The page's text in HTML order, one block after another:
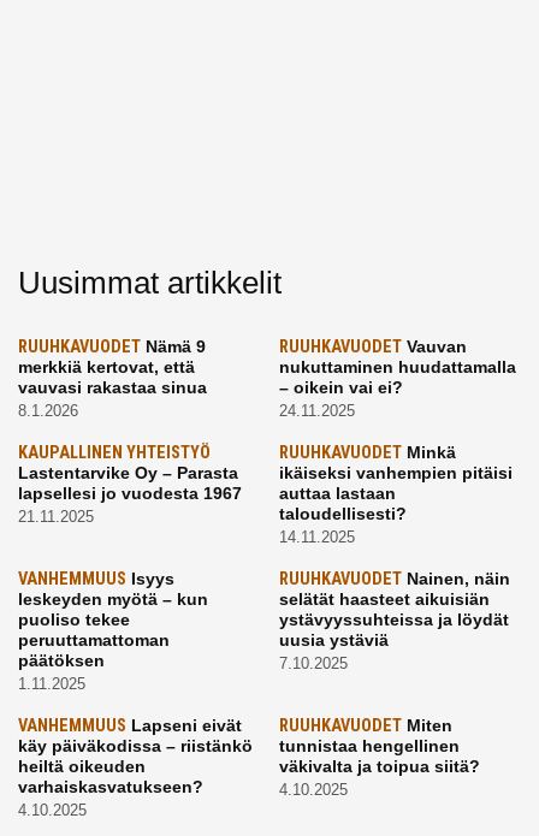
Uusimmat artikkelit
RUUHKAVUODET Nämä 9
merkkiä kertovat, että
vauvasi rakastaa sinua
8.1.2026
RUUHKAVUODETVauvan
nukuttaminen huudattamalla
– oikein vai ei?
24.11.2025
KAUPALLINEN YHTEISTYÖ
Lastentarvike Oy – Parasta
lapsellesi jo vuodesta 1967
21.11.2025
RUUHKAVUODETMinkä
ikäiseksi vanhempien pitäisi
auttaa lastaan
taloudellisesti?
14.11.2025
VANHEMMUUS Isyys
leskeyden myötä – kun
puoliso tekee
peruuttamattoman
päätöksen
1.11.2025
RUUHKAVUODETNainen, näin
selätät haasteet aikuisiän
ystävyyssuhteissa ja löydät
uusia ystäviä
7.10.2025
VANHEMMUUS Lapseni eivät
käy päiväkodissa – riistänkö
heiltä oikeuden
varhaiskasvatukseen?
4.10.2025
RUUHKAVUODETMiten
tunnistaa hengellinen
väkivalta ja toipua siitä?
4.10.2025